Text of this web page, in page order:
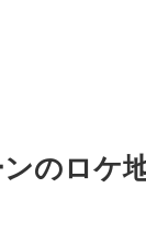
のロケ